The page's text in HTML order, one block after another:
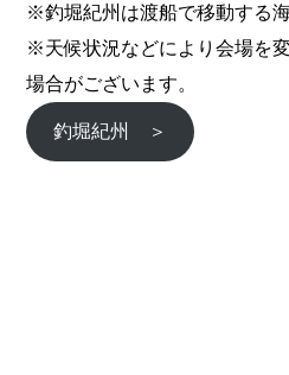
※釣堀紀州は渡船で移動する
※天候状況などにより会場を
場合がございます。
釣堀紀州 ＞